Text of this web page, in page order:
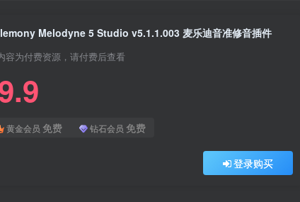
Melodyne 5 Studio v5.1.1.003 麦乐迪音准修音插件
容为付费资源，请付费后查看
黄金会员 免费 钻石会员 免费
登录购买